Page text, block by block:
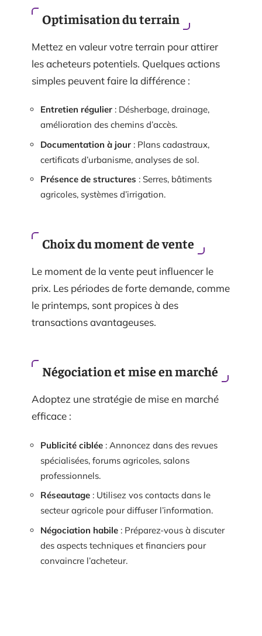
Optimisation du terrain
Mettez en valeur votre terrain pour attirer
les acheteurs potentiels. Quelques actions
simples peuvent faire la différence :
Entretien régulier : Désherbage, drainage,
amélioration des chemins d’accès.
Documentation à jour : Plans cadastraux,
certificats d’urbanisme, analyses de sol.
Présence de structures : Serres, bâtiments
agricoles, systèmes d’irrigation.
Choix du moment de vente
Le moment de la vente peut influencer le
prix. Les périodes de forte demande, comme
le printemps, sont propices à des
transactions avantageuses.
Négociation et mise en marché
Adoptez une stratégie de mise en marché
efficace :
Publicité ciblée : Annoncez dans des revues
spécialisées, forums agricoles, salons
professionnels.
Réseautage : Utilisez vos contacts dans le
secteur agricole pour diffuser l’information.
Négociation habile : Préparez-vous à discuter
des aspects techniques et financiers pour
convaincre l’acheteur.